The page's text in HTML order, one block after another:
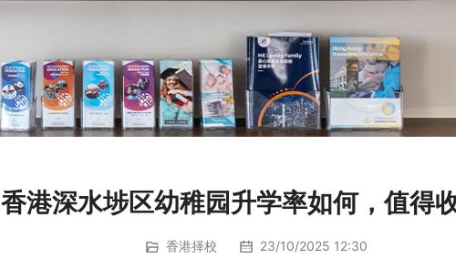
香港深水埗区幼稚园升学率如何，值得
香港择校 23/10/2025 12:30